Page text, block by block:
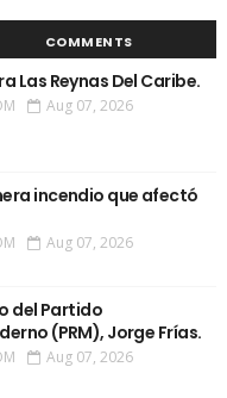
COMMENTS
Las Reynas Del Caribe.
Aug 07, 2026
incendio que afectó
Aug 07, 2026
del Partido
(PRM), Jorge Frías.
Aug 07, 2026